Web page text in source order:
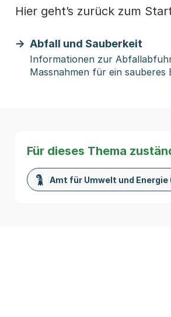
Hier geht’s zurück zum
Abfall und Sauberkeit
Informationen zur
Massnahmen für ein sauberes
Für dieses Thema
Amt für Umwelt und Energie